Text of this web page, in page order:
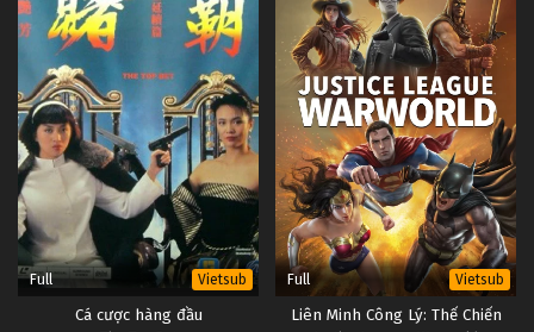
Full Vietsub
Cá cược hàng đầu
Full Vietsub
Liên Minh Công Lý: Thế Chiến